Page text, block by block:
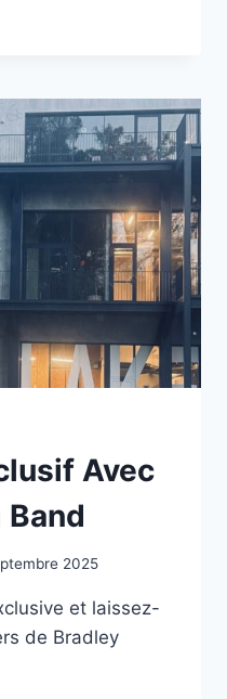
Avec
2025
et laissez-
de Bradley